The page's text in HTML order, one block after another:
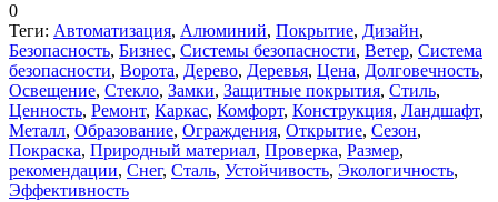
0
Теги: Автоматизация, Алюминий, Покрытие, Дизайн,
Безопасность, Бизнес, Системы безопасности, Ветер, Система
безопасности, Ворота, Дерево, Деревья, Цена, Долговечность,
Освещение, Стекло, Замки, Защитные покрытия, Стиль,
Ценность, Ремонт, Каркас, Комфорт, Конструкция, Ландшафт,
Металл, Образование, Ограждения, Открытие, Сезон,
Покраска, Природный материал, Проверка, Размер,
рекомендации, Снег, Сталь, Устойчивость, Экологичность,
Эффективность